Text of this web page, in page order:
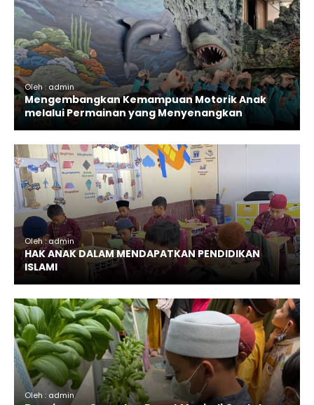
Oleh : admin
Mengembangkan Kemampuan Motorik Anak
melalui Permainan yang Menyenangkan
Oleh : admin
HAK ANAK DALAM MENDAPATKAN PENDIDIKAN
ISLAMI
Oleh : admin